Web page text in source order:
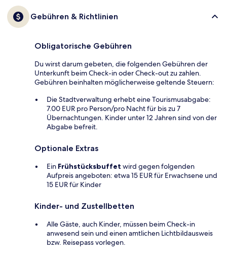
Gebühren & Richtlinien
Obligatorische Gebühren
Du wirst darum gebeten, die folgenden Gebühren der
Unterkunft beim Check-in oder Check-out zu zahlen.
Gebühren beinhalten möglicherweise geltende Steuern:
Die Stadtverwaltung erhebt eine Tourismusabgabe:
7.00 EUR pro Person/pro Nacht für bis zu 7
Übernachtungen. Kinder unter 12 Jahren sind von der
Abgabe befreit.
Optionale Extras
Ein Frühstücksbuffet wird gegen folgenden
Aufpreis angeboten: etwa 15 EUR für Erwachsene und
15 EUR für Kinder
Kinder- und Zustellbetten
Alle Gäste, auch Kinder, müssen beim Check-in
anwesend sein und einen amtlichen Lichtbildausweis
bzw. Reisepass vorlegen.